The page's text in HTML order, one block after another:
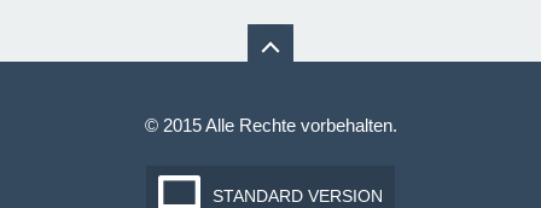
© 2015 Alle Rechte vorbehalten.
STANDARD VERSION